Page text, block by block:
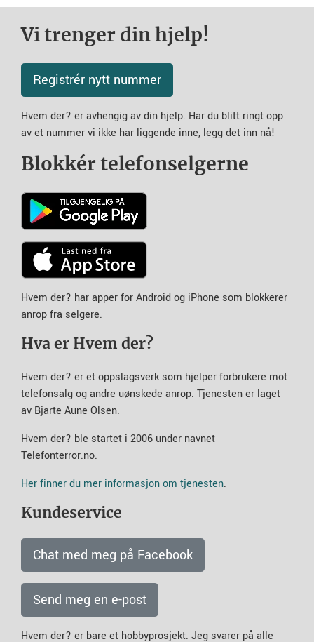
Vi trenger din hjelp!
Registrér nytt nummer
Hvem der? er avhengig av din hjelp. Har du blitt ringt opp
av et nummer vi ikke har liggende inne, legg det inn nå!
Blokkér telefonselgerne
Hvem der? har apper for Android og iPhone som blokkerer
anrop fra selgere.
Hva er Hvem der?
Hvem der? er et oppslagsverk som hjelper forbrukere mot
telefonsalg og andre uønskede anrop. Tjenesten er laget
av Bjarte Aune Olsen.
Hvem der? ble startet i 2006 under navnet
Telefonterror.no.
Her finner du mer informasjon om tjenesten.
Kundeservice
Chat med meg på Facebook
Send meg en e-post
Hvem der? er bare et hobbyprosjekt. Jeg svarer på alle